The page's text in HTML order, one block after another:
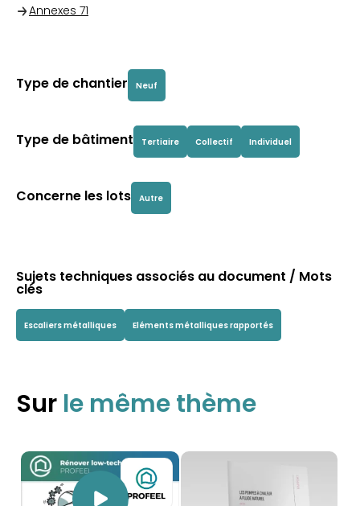
Annexes 71
Type de chantier Neuf
Type de bâtiment Tertiaire Collectif Individuel
Concerne les lots Autre
Sujets techniques associés au document / Mots
clés
Escaliers métalliques Eléments métalliques rapportés
Sur le même thème